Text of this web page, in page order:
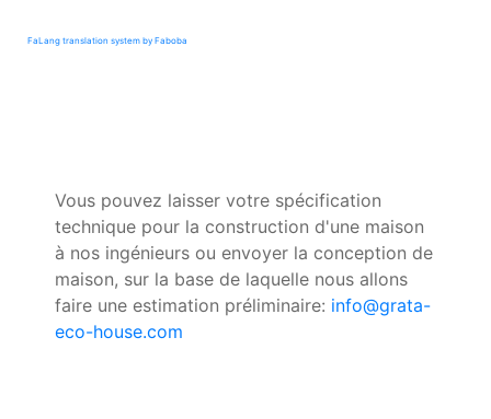
FaLang translation system by Faboba
Vous pouvez laisser votre spécification
technique pour la construction d'une maison
à nos ingénieurs ou envoyer la conception de
maison, sur la base de laquelle nous allons
faire une estimation préliminaire: info@grata-
eco-house.com